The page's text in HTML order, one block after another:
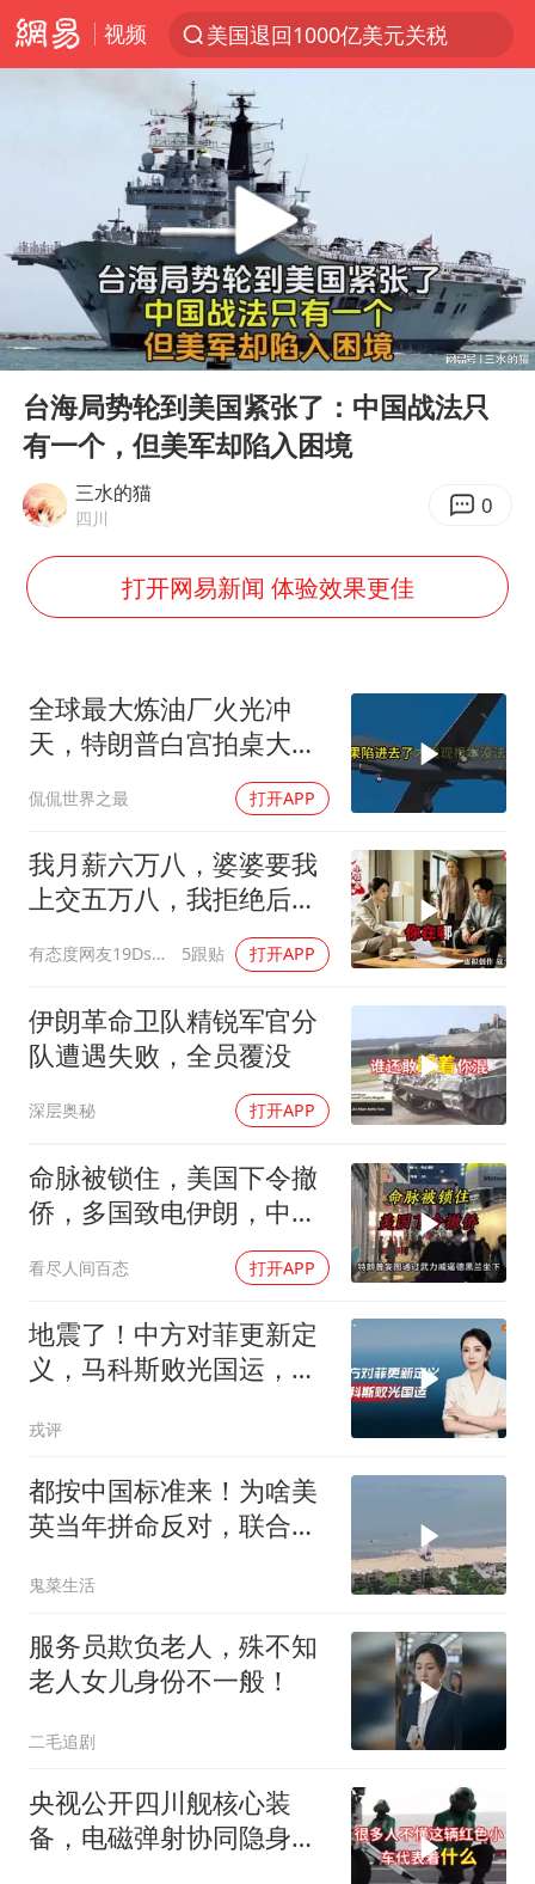
视频
美国退回1000亿美元关税
台风白海豚可能在浙江登陆
38岁山东财大教授刘海明逝世
因凡蒂诺首次公开道歉
13岁少年白天写作业晚上夜市炒粉
《Monica》填词人黎彼得去世
FIFA官方支持因凡蒂诺
人贩子“梅姨”真实姓名曝光
多专业取消艺考 文化工作者要有文化
“银行午休1.5小时”留个窗口行不行
41岁女子为鼓励女儿考上985研究生
总书记关心百姓身边这些民生大事
Play
00:00 07:48
台海局势轮到美国紧张了：中国战法只
有一个，但美军却陷入困境
三水的猫
四川 0
打开网易新闻 体验效果更佳
全球最大炼油厂火光冲
天，特朗普白宫拍桌大
骂，伊朗主动出击把美军
拖进泥潭
侃侃世界之最 打开APP
我月薪六万八，婆婆要我
上交五万八，我拒绝后她
换了门锁，12天后我决意
离婚
有态度网友19Dsym 5跟贴 打开APP
伊朗革命卫队精锐军官分
队遭遇失败，全员覆没
深层奥秘 打开APP
命脉被锁住，美国下令撤
侨，多国致电伊朗，中国
看尽人间百态 打开APP
地震了！中方对菲更新定
义，马科斯败光国运，还
戎评
都按中国标准来！为啥美
英当年拼命反对，联合国
鬼菜生活
服务员欺负老人，殊不知
老人女儿身份不一般！
二毛追剧
央视公开四川舰核心装
备，电磁弹射协同隐身无